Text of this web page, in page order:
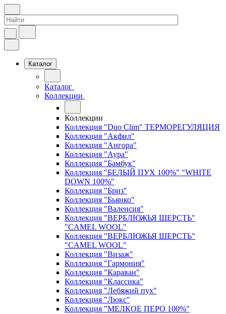
Каталог
Каталог
Коллекции
Коллекции
Коллекция "Duo Clim" ТЕРМОРЕГУЛЯЦИЯ
Коллекция "Акфил"
Коллекция "Ангора"
Коллекция "Аура"
Коллекция "Бамбук"
Коллекция "БЕЛЫЙ ПУХ 100%" "WHITE
DOWN 100%"
Коллекция "Бриз"
Коллекция "Бьянко"
Коллекция "Валенсия"
Коллекция "ВЕРБЛЮЖЬЯ ШЕРСТЬ"
"CAMEL WOOL"
Коллекция "ВЕРБЛЮЖЬЯ ШЕРСТЬ"
"CAMEL WOOL"
Коллекция "Визаж"
Коллекция "Гармония"
Коллекция "Караван"
Коллекция "Классика"
Коллекция "Лебяжий пух"
Коллекция "Люкс"
Коллекция "МЕЛКОЕ ПЕРО 100%"